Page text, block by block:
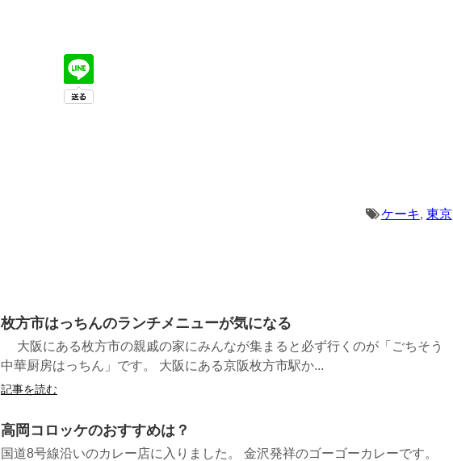
ケーキ, 東京
枚方市はっちんのランチメニューが気になる
大阪にある枚方市の親戚の家にみんなが集まると必ず行くのが「ごちそう
中華厨房はっちん」です。 大阪にある京阪枚方市駅か...
記事を読む
高岡コロッケのおすすめは？
国道8号線沿いのカレー店に入りました。 金沢発祥のゴーゴーカレーです。